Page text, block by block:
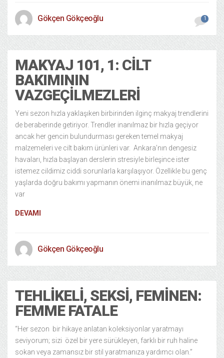
Gökçen Gökçeoğlu 1
MAKYAJ 101, 1: CILT
BAKIMININ
VAZGEÇILMEZLERI
Yeni sezon hızla yaklaşıken birbirinden ilginç makyaj trendlerini
de beraberinde getiriyor. Trendler inanılmaz bir hızla geçiyor
ancak her gencin bulundurması gereken temel makyaj
malzemeleri ve cilt bakım ürünleri var. Ankara’nın dengesiz
havaları, hızla başlayan derslerin stresiyle birleşince ister
istemez cildimiz ciddi sorunlarla karşılaşıyor. Özellikle bu genç
yaşlarda doğru bakımı yapmanın önemi inanılmaz büyük, ne
var
DEVAMI
Gökçen Gökçeoğlu
TEHLIKELI, SEKSI, FEMINEN:
FEMME FATALE
“Her sezon bir hikaye anlatan koleksiyonlar yaratmayı
seviyorum; sizi özel bir yere sürükleyen, farklı bir ruh haline
sokan veya zamansız bir stil yaratmanıza yardımcı olan.”